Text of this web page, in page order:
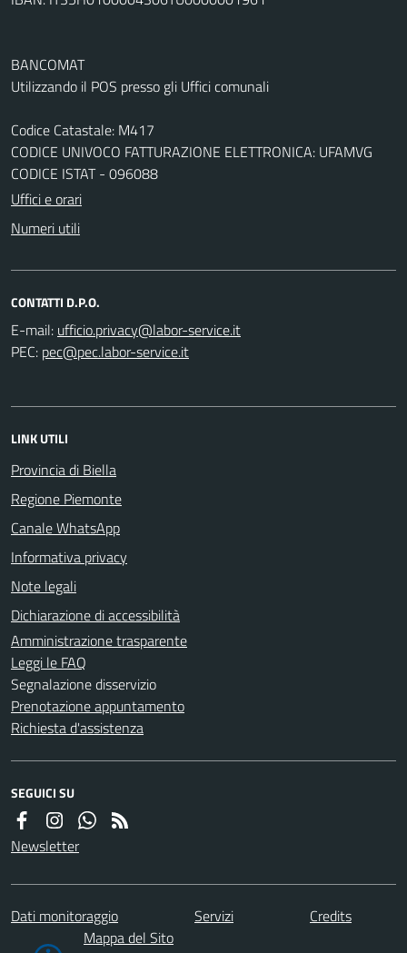
BANCOMAT
Utilizzando il POS presso gli Uffici comunali
Codice Catastale: M417
CODICE UNIVOCO FATTURAZIONE ELETTRONICA: UFAMVG
CODICE ISTAT - 096088
Uffici e orari
Numeri utili
CONTATTI D.P.O.
E-mail:
PEC:
LINK UTILI
Provincia di Biella
Regione Piemonte
Canale WhatsApp
Informativa privacy
Note legali
Dichiarazione di accessibilità
Amministrazione trasparente
Leggi le FAQ
Segnalazione disservizio
Prenotazione appuntamento
Richiesta d'assistenza
SEGUICI SU
Newsletter
Dati monitoraggio Servizi
Credits
Mappa del Sito